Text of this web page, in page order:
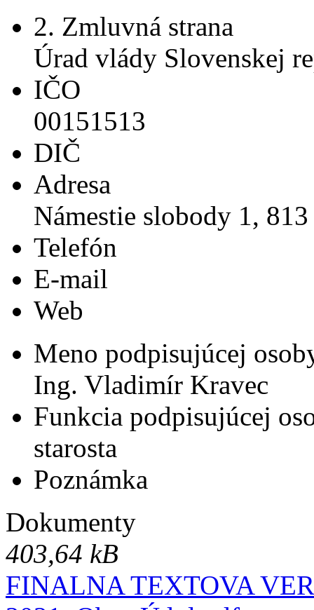
2. Zmluvná strana
Úrad vlády Slovenskej
IČO
00151513
DIČ
Adresa
Námestie slobody 1,
Telefón
E-mail
Web
Meno podpisujúcej
Ing. Vladimír Kravec
Funkcia podpisujúcej
starosta
Poznámka
Dokumenty
403,64 kB
FINALNA TEXTOVA